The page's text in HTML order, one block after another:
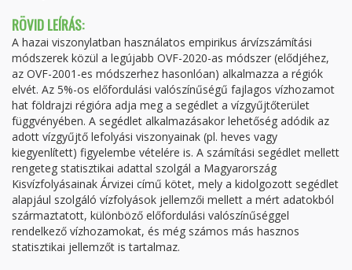
RÖVID LEÍRÁS:
A hazai viszonylatban használatos empirikus árvízszámítási
módszerek közül a legújabb OVF-2020-as módszer (elődjéhez,
az OVF-2001-es módszerhez hasonlóan) alkalmazza a régiók
elvét. Az 5%-os előfordulási valószínűségű fajlagos vízhozamot
hat földrajzi régióra adja meg a segédlet a vízgyűjtőterület
függvényében. A segédlet alkalmazásakor lehetőség adódik az
adott vízgyűjtő lefolyási viszonyainak (pl. heves vagy
kiegyenlített) figyelembe vételére is. A számítási segédlet mellett
rengeteg statisztikai adattal szolgál a Magyarország
Kisvízfolyásainak Árvizei című kötet, mely a kidolgozott segédlet
alapjául szolgáló vízfolyások jellemzői mellett a mért adatokból
származtatott, különböző előfordulási valószínűséggel
rendelkező vízhozamokat, és még számos más hasznos
statisztikai jellemzőt is tartalmaz.